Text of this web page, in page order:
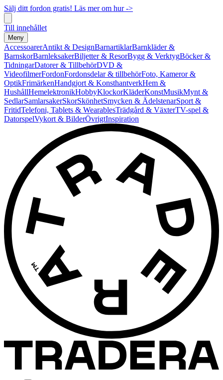
Sälj ditt fordon gratis! Läs mer om hur ->
Till innehållet
Meny
AccessoarerAntikt & DesignBarnartiklarBarnkläder &
BarnskorBarnleksakerBiljetter & ResorBygg & VerktygBöcker &
TidningarDatorer & TillbehörDVD &
VideofilmerFordonFordonsdelar & tillbehörFoto, Kameror &
OptikFrimärkenHandgjort & KonsthantverkHem &
HushållHemelektronikHobbyKlockorKläderKonstMusikMynt &
SedlarSamlarsakerSkorSkönhetSmycken & ÄdelstenarSport &
FritidTelefoni, Tablets & WearablesTrädgård & VäxterTV-spel &
DatorspelVykort & BilderÖvrigtInspiration